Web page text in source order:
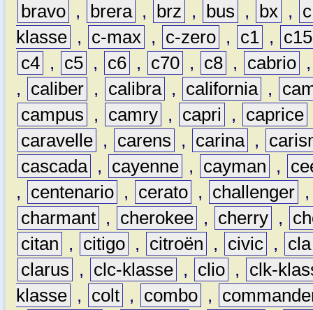
bravo , brera , brz , bus , bx ,
c
klasse , c-max , c-zero , c1 ,
c15
c4 , c5 , c6 , c70 , c8 , cabrio
,
caliber , calibra , california ,
campus
, camry , capri , caprice
caravelle , carens , carina ,
cascada , cayenne , cayman ,
,
centenario , cerato , challenger
charmant , cherokee , cherry ,
citan
, citigo , citroën , civic ,
cla
clarus
, clc-klasse , clio ,
clk-
klasse , colt , combo ,